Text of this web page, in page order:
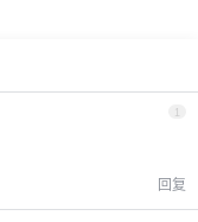
1
回复